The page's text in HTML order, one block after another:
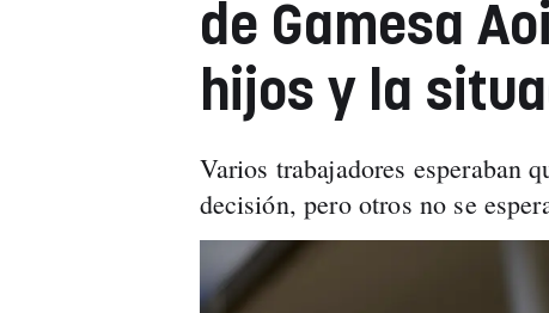
de Gamesa
hijos y la
Varios trabajadores esperaban
decisión, pero otros no se